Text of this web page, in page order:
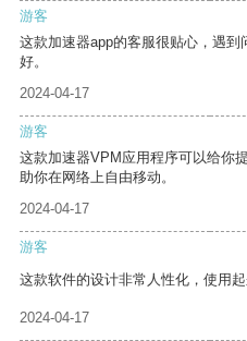
游客
这款加速器app的客服很贴心，遇
好。
2024-04-17
游客
这款加速器VPM应用程序可以给你
助你在网络上自由移动。
2024-04-17
游客
这款软件的设计非常人性化，使用起
2024-04-17